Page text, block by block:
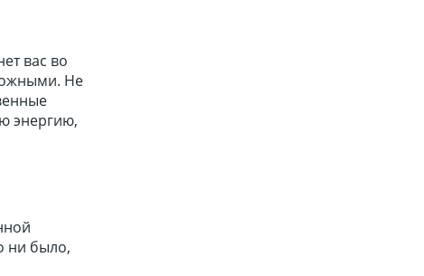
вас во
Не
энергию,
ни было,